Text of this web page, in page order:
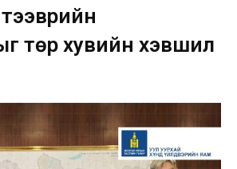
төр хувийн хэвшил